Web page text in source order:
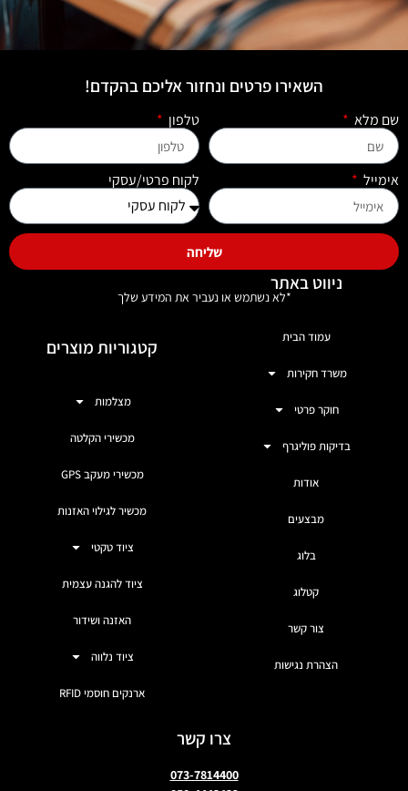
השאירו פרטים ונחזור אליכם בהקדם!
שם מלא טלפון
אימייל לקוח פרטי/עסקי
שליחה
*לא נשתמש או נעביר את המידע שלך
ניווט באתר
עמוד הבית
משרד חקירות
חוקר פרטי
בדיקות פוליגרף
אודות
מבצעים
בלוג
קטלוג
צור קשר
הצהרת נגישות
קטגוריות מוצרים
מצלמות
מכשירי הקלטה
מכשירי מעקב GPS
מכשיר לגילוי האזנות
ציוד טקטי
ציוד להגנה עצמית
האזנה ושידור
ציוד נלווה
ארנקים חוסמי RFID
צרו קשר
073-7814400